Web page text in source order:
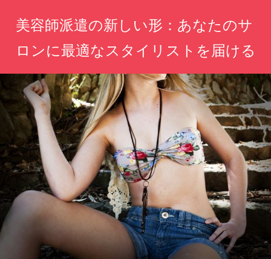
ツ
へ
ス
ッ
プ
美容師派遣の新しい形：あなたのサ
ロンに最適なスタイリストを届ける
ロ
の
タ
イ
リ
ス
ト
を
手